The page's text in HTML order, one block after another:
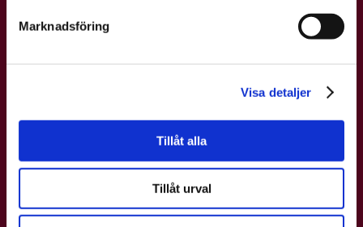
Marknadsföring
Visa detaljer
Tillåt alla
Tillåt urval